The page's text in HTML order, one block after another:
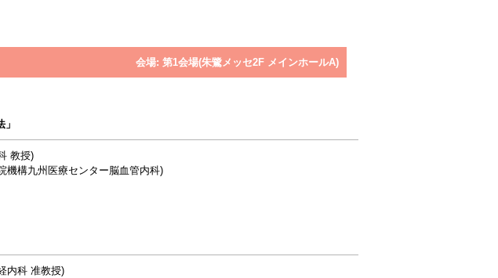
会場: 第1会場(朱鷺メッセ2F メインホールA)
教授)
機構九州医療センター脳血管内科)
内科 准教授)